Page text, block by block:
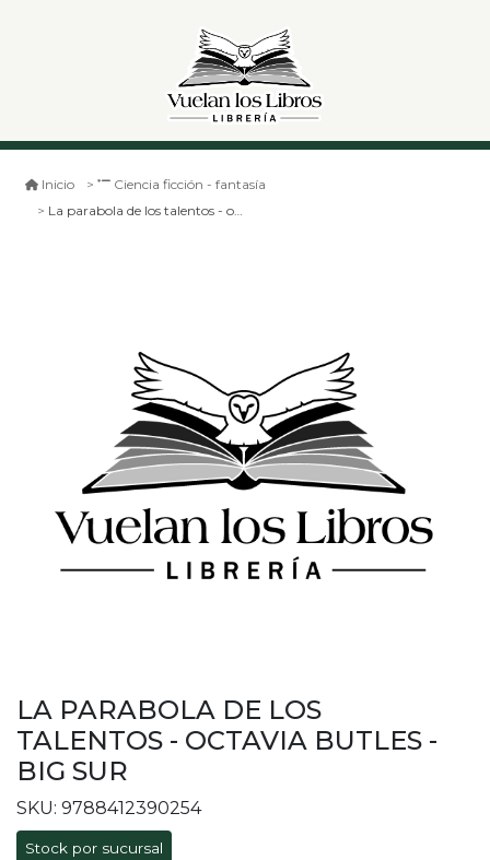
Inicio
Ciencia ficción - fantasía
La parabola de los talentos - octavia butles - big sur
LA PARABOLA DE LOS
TALENTOS - OCTAVIA BUTLES -
BIG SUR
SKU: 9788412390254
Stock por sucursal